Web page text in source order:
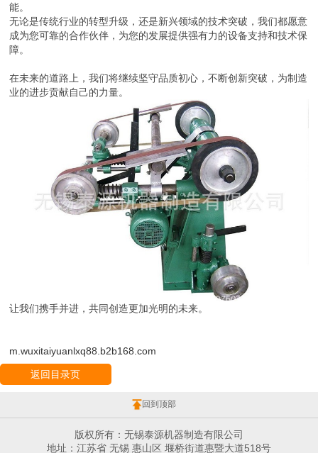
能。
无论是传统行业的转型升级，还是新兴领域的技术突破，我们都愿意
成为您可靠的合作伙伴，为您的发展提供强有力的设备支持和技术保
障。
在未来的道路上，我们将继续坚守品质初心，不断创新突破，为制造
业的进步贡献自己的力量。
让我们携手并进，共同创造更加光明的未来。
m.wuxitaiyuanlxq88.b2b168.com
返回目录页
回到顶部
版权所有：无锡泰源机器制造有限公司
地址：江苏省 无锡 惠山区 堰桥街道惠暨大道518号